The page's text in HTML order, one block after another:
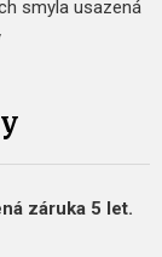
smyla usazená
záruka 5 let.